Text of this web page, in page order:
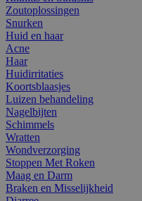
Zoutoplossingen
Snurken
Huid en haar
Acne
Haar
Huidirritaties
Koortsblaasjes
Luizen behandeling
Nagelbijten
Schimmels
Wratten
Wondverzorging
Stoppen Met Roken
Maag en Darm
Braken en Misselijkheid